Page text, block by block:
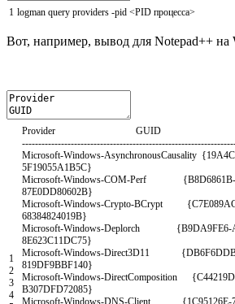
1 logman query providers -pid <PID процесса>
Вот, например, вывод для Notepad++ на
1
2
3
4
Provider
GUID
----------------------------------------------------------------
Microsoft-Windows-AsynchronousCausality {
5F19055A1B5C}
Microsoft-Windows-COM-Perf {B8D6861B-
87E0DD80602B}
Microsoft-Windows-Crypto-BCrypt {
68384824019B}
Microsoft-Windows-Deplorch {B9DA9FE6-
8E623C11DC75}
Microsoft-Windows-Direct3D11 {
819DF9BBF140}
Microsoft-Windows-DirectComposition {
B307DFD72085}
Microsoft-Windows-DNS-Client {1C95126E-